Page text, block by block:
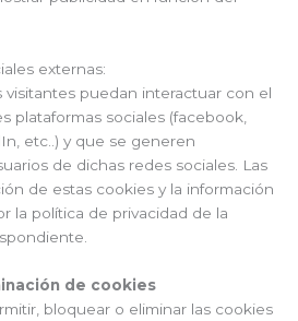
externas:
visitantes puedan interactuar con el
plataformas sociales (facebook,
etc..) y que se generen
de dichas redes sociales. Las
de estas cookies y la información
la política de privacidad de la
de cookies
bloquear o eliminar las cookies